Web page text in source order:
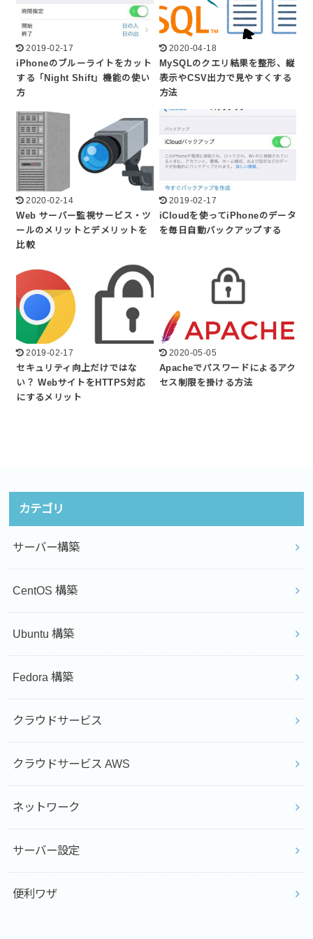
2019-02-17
iPhoneのブルーライトをカット
する「Night Shift」機能の使い
方
2020-04-18
MySQLのクエリ結果を整形、縦
表示やCSV出力で見やすくする
方法
2020-02-14
Web サーバー監視サービス・ツ
ールのメリットとデメリットを
比較
2019-02-17
iCloudを使ってiPhoneのデータ
を毎日自動バックアップする
2019-02-17
セキュリティ向上だけではな
い？ WebサイトをHTTPS対応
にするメリット
2020-05-05
Apacheでパスワードによるアク
セス制限を掛ける方法
カテゴリ
サーバー構築
CentOS 構築
Ubuntu 構築
Fedora 構築
クラウドサービス
クラウドサービス AWS
ネットワーク
サーバー設定
便利ワザ